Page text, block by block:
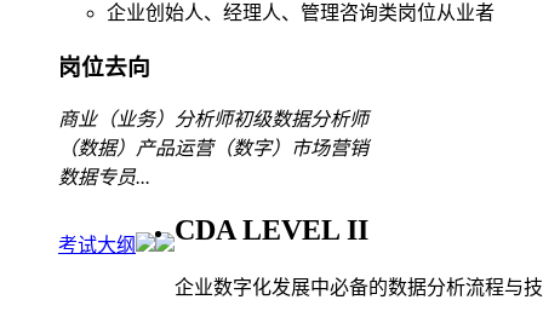
企业创始人、经理人、管理咨询类岗位从业者
岗位去向
商业（业务）分析师初级数据分析师
（数据）产品运营（数字）市场营销
数据专员...
考试大纲 CDA LEVEL II
企业数字化发展中必备的数据分析流程与